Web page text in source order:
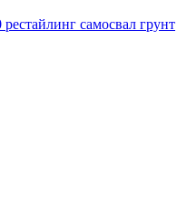
самосвал грунт